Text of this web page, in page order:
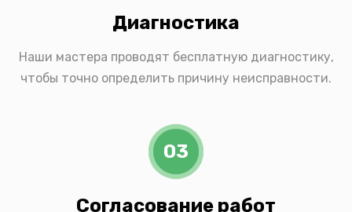
Диагностика
Наши мастера проводят бесплатную диагностику,
чтобы точно определить причину неисправности.
03
Согласование работ